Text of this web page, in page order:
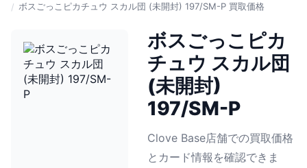
ボスごっこピカチュウ スカル団 (未開封) 197/SM-P 買取価格
ボスごっこピカ
チュウ スカル団
(未開封)
197/SM-P
Clove Base店舗での買取価格
とカード情報を確認できま